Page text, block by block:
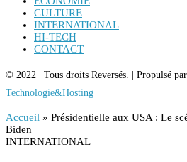
CULTURE
INTERNATIONAL
HI-TECH
CONTACT
© 2022 | Tous droits Reversés. | Propulsé par
Technologie&Hosting
Accueil » Présidentielle aux USA : Le
Biden
INTERNATIONAL